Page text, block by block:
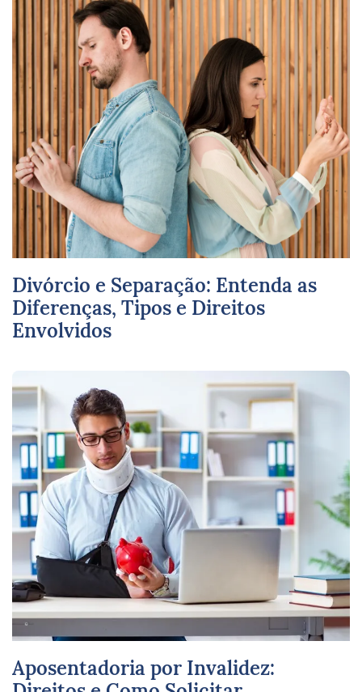
Divórcio e Separação: Entenda as
Diferenças, Tipos e Direitos
Envolvidos
Aposentadoria por Invalidez: